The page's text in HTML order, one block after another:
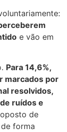
e vão em
Para 14,6%,
marcados por
resolvidos,
ruídos e
de
forma